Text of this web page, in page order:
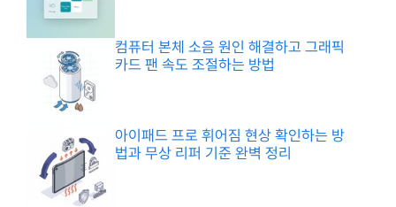
컴퓨터 본체 소음 원인 해결하고 그래픽
카드 팬 속도 조절하는 방법
아이패드 프로 휘어짐 현상 확인하는 방
법과 무상 리퍼 기준 완벽 정리